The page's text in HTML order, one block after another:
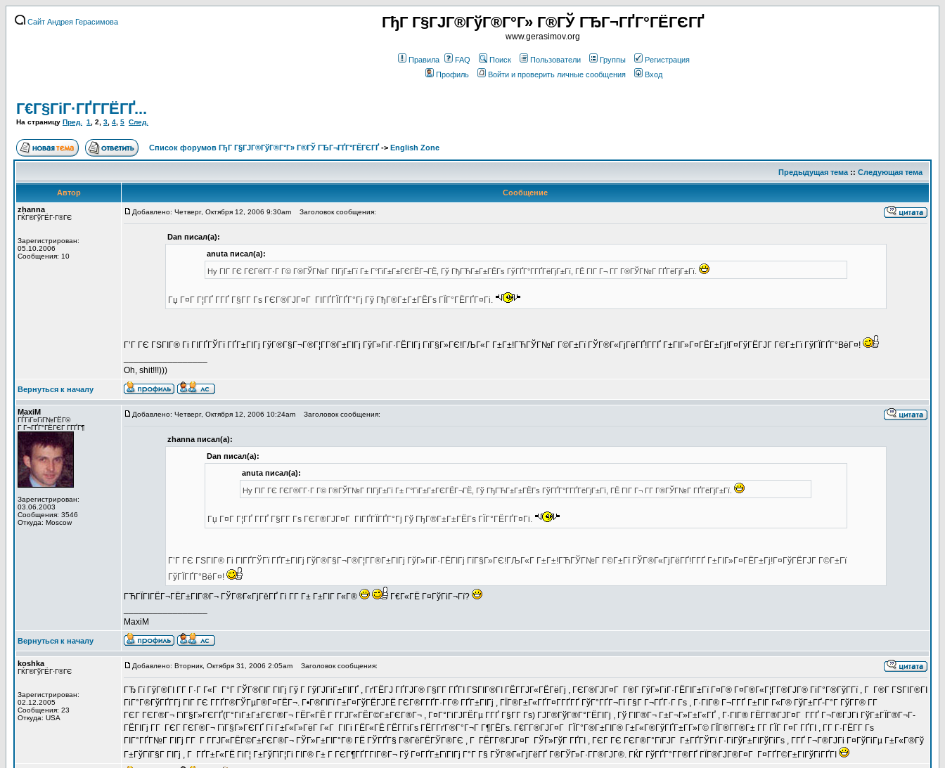
Сайт Андрея Герасимова ГђГ Г§ГЈГ®ГўГ®Г°Г» Г®ГЎ ГЂГ¬ГҐГ°ГЁГЄГҐ
www.gerasimov.org
Правила FAQ Поиск Пользователи Группы
Регистрация
Профиль
Войти и проверить личные сообщения Вход
Г€Г§ГіГ·ГҐГ­ГЁГҐ...
На страницу Пред. 1 2 3 4 5 След.
Список форумов ГђГ Г§ГЈГ®ГўГ®Г°Г» Г®ГЎ ГЂГ¬ГҐГ°ГЁГЄГҐ-> English Zone
Предыдущая тема :: Следующая тема
Автор
Сообщение
zhanna
ГЌГ®ГўГЁГ·Г®ГЄ
Зарегистрирован:
05.10.2006
Сообщения: 10
Добавлено: Четверг, Октября 12, 2006 9:30am Заголовок сообщения:
Dan писал(а):
anuta писал(а):
Hy ГІГ ГЄ ГЄГ®Г­Г·Г Г© Г®ГЎГ№Г ГІГјГ±Гї Г± Г°ГіГ±Г±ГЄГЁГ¬ГЁ, Гў ГђГЋГ±Г±ГЁГѕ ГўГҐГ°Г­ГҐГёГјГ±Гї, ГЁ ГІГ Г¬ Г­Г Г®ГЎГ№Г ГҐГёГјГ±Гї.
Гџ Г¤Г Г¦ГҐ Г­ГҐ Г§Г­Г Гѕ ГЄГ®ГЈГ¤Г ГІГҐГЇГҐГ°Гј Гў ГђГ®Г±Г±ГЁГѕ ГЇГ°ГЁГҐГ¤Гі.
Г’Г ГЄ ГЅГІГ® Гі ГІГҐГЎГї ГҐГ±ГІГј ГўГ®Г§Г¬Г®Г¦Г­Г®Г±ГІГј ГўГ»ГіГ·ГЁГІГј ГїГ§Г»ГЄ!ГЉГ«Г Г±Г±!ГЋГЎГ№Г Г©Г±Гї ГЎГ®Г«ГјГёГҐ!Г­ГҐ Г±ГІГ»Г¤ГЁГ±Гј!Г¤ГўГЁГЈГ Г©Г±Гї ГўГЇГҐГ°ВёГ¤!
Oh, shit!!!)))
Вернуться к началу
MaxiM
ГЃГіГ¤ГіГ№ГЁГ©
Г Г¬ГҐГ°ГЁГЄГ Г­ГҐГ¶
Зарегистрирован:
03.06.2003
Сообщения: 3546
Откуда: Moscow
Добавлено: Четверг, Октября 12, 2006 10:24am Заголовок сообщения:
zhanna писал(а):
Dan писал(а):
anuta писал(а):
Hy ГІГ ГЄ ГЄГ®Г­Г·Г Г© Г®ГЎГ№Г ГІГјГ±Гї Г± Г°ГіГ±Г±ГЄГЁГ¬ГЁ, Гў ГђГЋГ±Г±ГЁГѕ ГўГҐГ°Г­ГҐГёГјГ±Гї, ГЁ ГІГ Г¬ Г­Г Г®ГЎГ№Г ГҐГёГјГ±Гї.
Гџ Г¤Г Г¦ГҐ Г­ГҐ Г§Г­Г Гѕ ГЄГ®ГЈГ¤Г ГІГҐГЇГҐГ°Гј Гў ГђГ®Г±Г±ГЁГѕ ГЇГ°ГЁГҐГ¤Гі.
Г’Г ГЄ ГЅГІГ® Гі ГІГҐГЎГї ГҐГ±ГІГј ГўГ®Г§Г¬Г®Г¦Г­Г®Г±ГІГј ГўГ»ГіГ·ГЁГІГј ГїГ§Г»ГЄ!ГЉГ«Г Г±Г±!ГЋГЎГ№Г Г©Г±Гї ГЎГ®Г«ГјГёГҐ!Г­ГҐ Г±ГІГ»Г¤ГЁГ±Гј!Г¤ГўГЁГЈГ Г©Г±Гї
ГўГЇГҐГ°ВёГ¤!
ГЋГЇГІГЁГ¬ГЁГ±ГІГ®Г¬ ГЎГ®Г«ГјГёГҐ Гі Г­Г Г± Г±ГІГ Г«Г®
Г€Г«ГЁ Г¤ГўГіГ¬Гї?
MaxiM
Вернуться к началу
koshka
ГЌГ®ГўГЁГ·Г®ГЄ
Зарегистрирован:
02.12.2005
Сообщения: 23
Откуда: USA
Добавлено: Вторник, Октября 31, 2006 2:05am Заголовок сообщения:
ГЂ Гї ГўГ®ГІ Г­Г Г·Г Г«Г Г°Г ГЎГ®ГІГ ГІГј Гў Г ГўГЈГіГ±ГІГҐ , ГґГЁГЈ ГҐГЈГ® Г§Г­Г ГҐГІ ГЅГІГ®ГІ ГЁГ­ГЈГ«ГЁГёГј , ГЄГ®ГЈГ¤Г Г®Г­ ГўГ»ГіГ·ГЁГІГ±Гї Г¤Г® Г¤Г®Г«Г¦Г­Г®ГЈГ® ГіГ°Г®ГўГ­Гї , Г Г®Г­ ГЅГІГ®ГІ
ГіГ°Г®ГўГҐГ­Гј ГІГ ГЄ Г­ГҐГ®ГЎГµГ®Г¤ГЁГ¬. Г•Г®ГІГї Г±Г¤ГўГЁГЈГЁ ГЄГ®Г­ГҐГ·Г­Г® ГҐГ±ГІГј , ГЇГ®Г±Г«ГҐГ¤Г­ГҐГҐ ГўГ°ГҐГ¬Гї Г§Г Г¬ГҐГ·Г Гѕ , Г·ГІГ® Г¬Г­ГҐ Г±ГІГ Г«Г® ГўГ±ГҐ-Г°Г ГўГ­Г® Г­Г
ГЄГ ГЄГ®Г¬ ГїГ§Г»ГЄГҐ(Г°ГіГ±Г±ГЄГ®Г¬ ГЁГ«ГЁ Г Г­ГЈГ«ГЁГ©Г±ГЄГ®Г¬ , Г¤Г°ГіГЈГЁГµ Г­ГҐ Г§Г­Г Гѕ) ГЈГ®ГўГ®Г°ГЁГІГј , Гў ГІГ®Г¬ Г±Г¬Г»Г±Г«ГҐ , Г·ГІГ® ГЁГ­Г®ГЈГ¤Г Г­ГҐ Г¬Г®ГЈГі ГўГ±ГЇГ®Г¬Г­
ГЁГІГј Г­Г ГЄГ ГЄГ®Г¬ ГїГ§Г»ГЄГҐ Гї Г±Г«Г»ГёГ Г«Г ГІГі ГЁГ«ГЁ ГЁГ­ГіГѕ ГЁГ­ГґГ®Г°Г¬Г Г¶ГЁГѕ. Г€Г­Г®ГЈГ¤Г ГЇГ°Г®Г±ГІГ® Г±Г«Г®ГўГҐГ±Г­Г»Г© ГЇГ®Г­Г®Г± Г­Г ГЇГ Г¤Г ГҐГІ , Г­Г Г·ГЁГ­Г Гѕ
ГІГ°ГҐГ№Г ГІГј Г­Г Г Г­ГЈГ«ГЁГ©Г±ГЄГ®Г¬ ГЎГ»Г±ГІГ°Г® ГЁ ГЎГҐГ§ Г®ГёГЁГЎГ®ГЄ , Г ГЁГ­Г®ГЈГ¤Г ГЎГ»ГўГ ГҐГІ , ГЄГ ГЄ ГЄГ®Г°ГїГЈГ Г±ГҐГЎГї Г·ГіГўГ±ГІГўГіГѕ , Г­ГҐ Г¬Г®ГЈГі Г¤ГўГіГµ Г±Г«Г®Гў
Г±ГўГїГ§Г ГІГј , Г ГҐГ±Г«ГЁ ГіГ¦ Г±ГўГїГ¦Гі ГІГ® Г± Г ГЄГ¶ГҐГ­ГІГ®Г¬ Гў Г¤ГҐГ±ГїГІГј Г°Г Г§ ГЎГ®Г«ГјГёГҐ Г®ГЎГ»Г·Г­Г®ГЈГ®. ГЌГ ГўГҐГ°Г­Г®ГҐ ГЇГ®ГЈГ®Г¤Г Г¤ГҐГ©Г±ГІГўГіГҐГІ